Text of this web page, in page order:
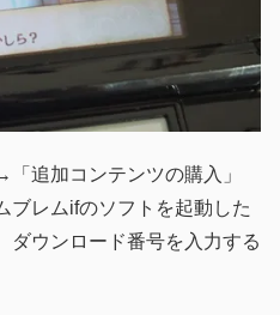
追加コンテンツの購入」
レムifのソフトを起動した
ダウンロード番号を入力する